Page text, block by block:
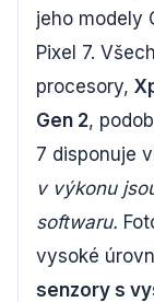
jeho modely
Pixel 7.
procesory,
Gen 2,
7 disponuje
v výkonu
softwaru.
vysoké
senzory s